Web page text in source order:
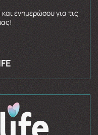
ενημερώσου για τις